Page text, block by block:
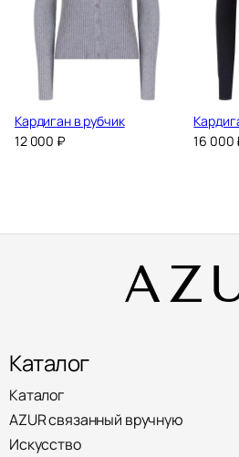
Кардиган в рубчик
12 000 ₽
16 000
Каталог
Каталог
AZUR связанный вручную
Искусство